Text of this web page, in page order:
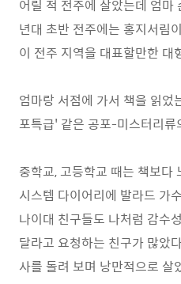
어릴 적 전주에 살았는데 엄
년대 초반 전주에는 홍지서림
이 전주 지역을 대표할만한 대
엄마랑 서점에 가서 책을 읽었
포특급' 같은 공포-미스터리류
중학교, 고등학교 때는 책보다
시스템 다이어리에 발라드 가
나이대 친구들도 나처럼 감수
달라고 요청하는 친구가 많았
사를 돌려 보며 낭만적으로 살